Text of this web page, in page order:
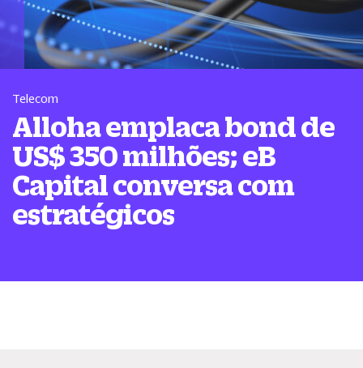
Telecom
Alloha emplaca bond de
US$ 350 milhões; eB
Capital conversa com
estratégicos